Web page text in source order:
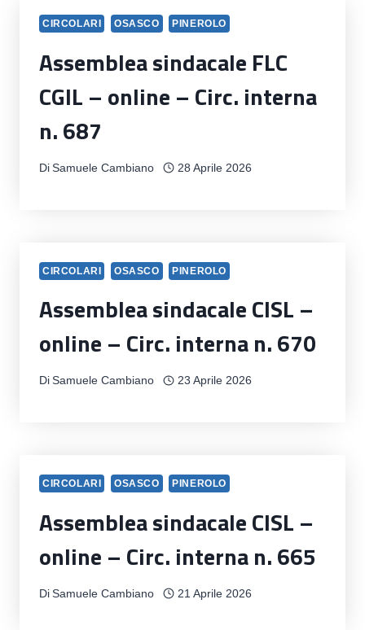
CIRCOLARI OSASCO PINEROLO
Assemblea sindacale FLC
CGIL – online – Circ. interna
n. 687
Di Samuele Cambiano 28 Aprile 2026
CIRCOLARI OSASCO PINEROLO
Assemblea sindacale CISL –
online – Circ. interna n. 670
Di Samuele Cambiano 23 Aprile 2026
CIRCOLARI OSASCO PINEROLO
Assemblea sindacale CISL –
online – Circ. interna n. 665
Di Samuele Cambiano 21 Aprile 2026